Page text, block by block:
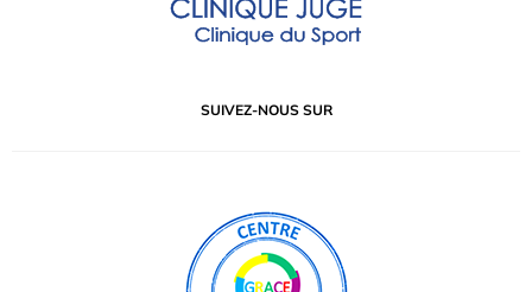
SUIVEZ-NOUS SUR